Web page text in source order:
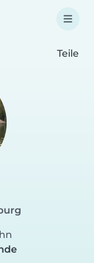
Teile